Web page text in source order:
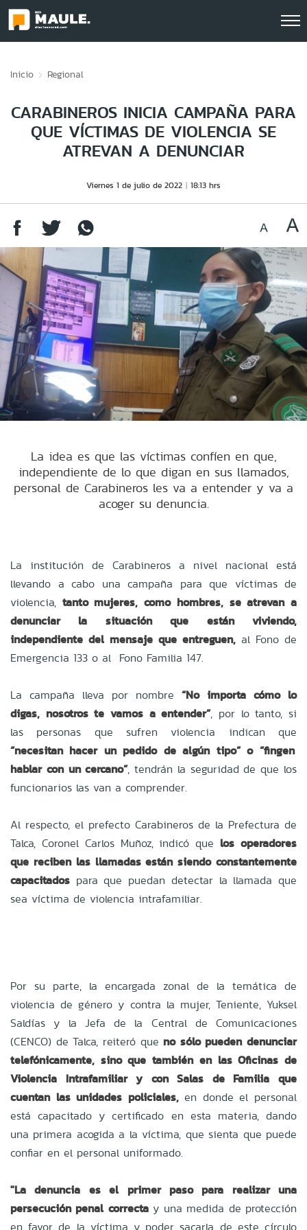
Inicio Regional
CARABINEROS INICIA CAMPAÑA PARA
QUE VÍCTIMAS DE VIOLENCIA SE
ATREVAN A DENUNCIAR
Viernes 1 de julio de 2022 18:13 hrs
La idea es que las víctimas confíen en que,
independiente de lo que digan en sus llamados,
personal de Carabineros les va a entender y va a
acoger su denuncia.
La institución de Carabineros a nivel nacional está
llevando a cabo una campaña para que víctimas de
violencia, tanto mujeres, como hombres, se atrevan a
denunciar la situación que están viviendo,
independiente del mensaje que entreguen, al Fono de
Emergencia 133 o al Fono Familia 147.
La campaña lleva por nombre “No importa cómo lo
digas, nosotros te vamos a entender”, por lo tanto, si
las personas que sufren violencia indican que
“necesitan hacer un pedido de algún tipo” o “fingen
hablar con un cercano”, tendrán la seguridad de que los
funcionarios las van a comprender.
Al respecto, el prefecto Carabineros de la Prefectura de
Talca, Coronel Carlos Muñoz, indicó que los operadores
que reciben las llamadas están siendo constantemente
capacitados para que puedan detectar la llamada que
sea víctima de violencia intrafamiliar.
Por su parte, la encargada zonal de la temática de
violencia de género y contra la mujer, Teniente, Yuksel
Saldías y la Jefa de la Central de Comunicaciones
(CENCO) de Talca, reiteró que no sólo pueden denunciar
telefónicamente, sino que también en las Oficinas de
Violencia Intrafamiliar y con Salas de Familia que
cuentan las unidades policiales,en donde el personal
está capacitado y certificado en esta materia, dando
una primera acogida a la víctima, que sienta que puede
confiar en el personal uniformado.
"La denuncia es el primer paso para realizar una
persecución penal correctay una medida de protección
en favor de la víctima y poder sacarla de este círculo